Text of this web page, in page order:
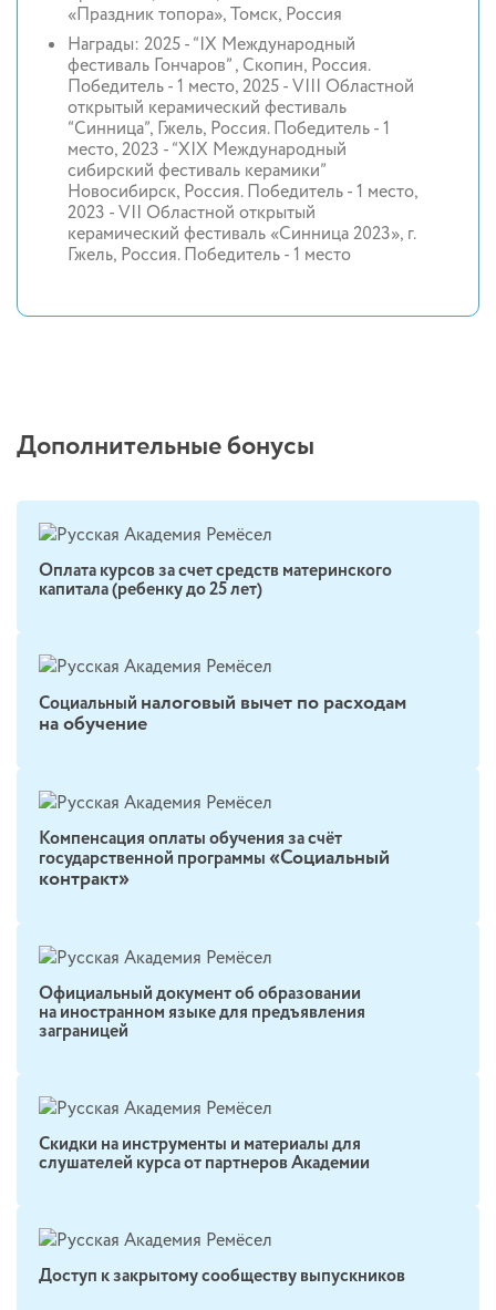
«Праздник топора», Томск, Россия
Награды: 2025 - “IX Международный
фестиваль Гончаров” , Скопин, Россия.
Победитель - 1 место, 2025 - VIII Областной
открытый керамический фестиваль
“Синница”, Гжель, Россия. Победитель - 1
место, 2023 - “XIX Международный
сибирский фестиваль керамики”
Новосибирск, Россия. Победитель - 1 место,
2023 - VII Областной открытый
керамический фестиваль «Синница 2023», г.
Гжель, Россия. Победитель - 1 место
Дополнительные бонусы
Оплата курсов за счет средств материнского
капитала (ребенку до 25 лет)
Социальный налоговый вычет по расходам
на обучение
Компенсация оплаты обучения за счёт
государственной программы«Социальный
контракт»
Официальный документ об образовании
на иностранном языке для предъявления
заграницей
Скидки на инструменты и материалы для
слушателей курса от партнеров Академии
Доступ к закрытому сообществу выпускников